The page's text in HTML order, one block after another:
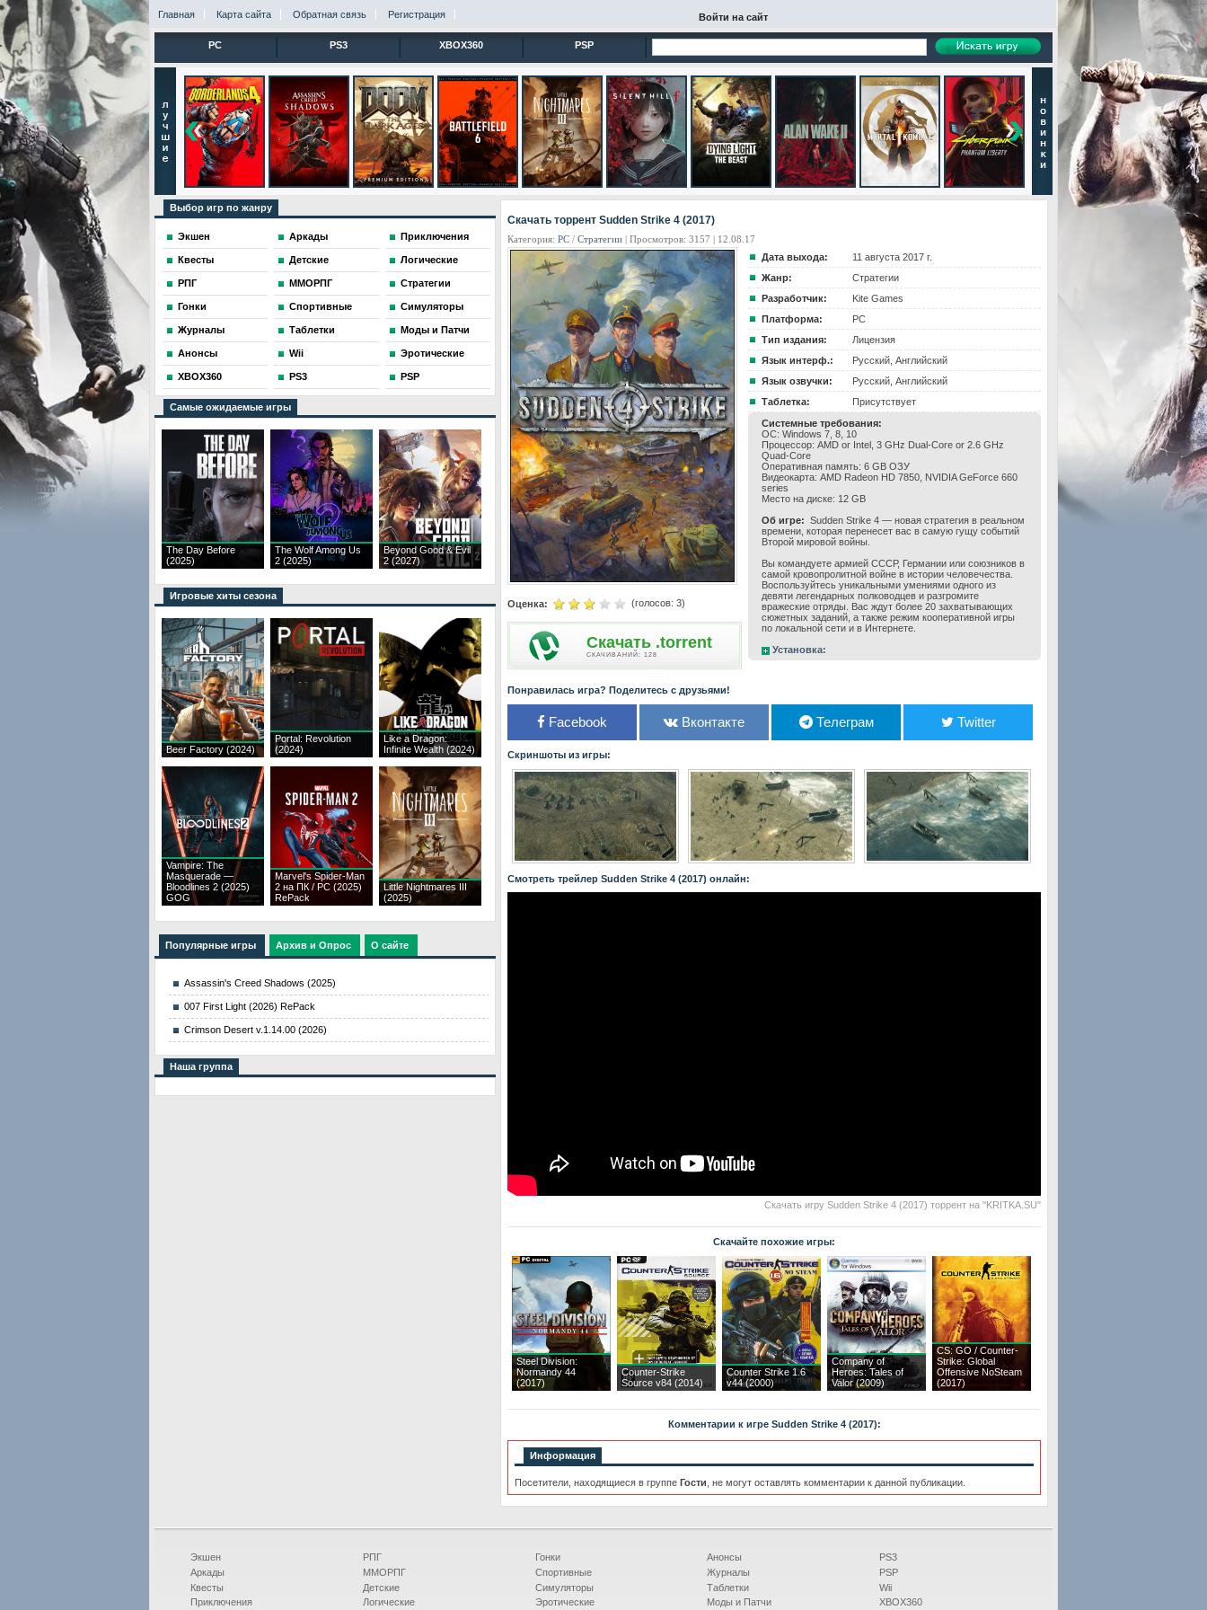
Главная Карта сайта Обратная связь Регистрация Войти на сайт
PC PS3 XBOX360 PSP
Выбор игр по жанру
Экшен Аркады Приключения
Квесты Детские Логические
РПГ ММОРПГ Стратегии
Гонки Спортивные Симуляторы
Журналы Таблетки Моды и Патчи
Анонсы Wii Эротические
XBOX360 PS3 PSP
Самые ожидаемые игры
The Day Before
(2025)
The Wolf Among Us
2 (2025)
Beyond Good & Evil
2 (2027)
Игровые хиты сезона
Beer Factory (2024)
Portal: Revolution
(2024)
Like a Dragon:
Infinite Wealth (2024)
Vampire: The
Masquerade —
Bloodlines 2 (2025)
GOG
Marvel's Spider-Man
2 на ПК / PC (2025)
RePack
Little Nightmares III
(2025)
Популярные игры Архив и Опрос О сайте
Assassin's Creed Shadows (2025)
007 First Light (2026) RePack
Crimson Desert v.1.14.00 (2026)
Наша группа
Скачать торрент Sudden Strike 4 (2017)
Категория: PC / Стратегии | Просмотров: 3157 | 12.08.17
Оценка: (голосов: 3)
Скачать .torrent
CКАЧИВАНИЙ: 128
Дата выхода:
11 августа 2017 г.
Жанр:
Стратегии
Разработчик:
Kite Games
Платформа:
PC
Тип издания:
Лицензия
Язык интерф.:
Русский, Английский
Язык озвучки:
Русский, Английский
Таблетка:
Присутствует
Системные требования:
ОС: Windows 7, 8, 10
Процессор: AMD or Intel, 3 GHz Dual-Core or 2.6 GHz
Quad-Core
Оперативная память: 6 GB ОЗУ
Видеокарта: AMD Radeon HD 7850, NVIDIA GeForce 660
series
Место на диске: 12 GB
Об игре: Sudden Strike 4 — новая стратегия в реальном
времени, которая перенесет вас в самую гущу событий
Второй мировой войны.
Вы командуете армией СССР, Германии или союзников в
самой кровопролитной войне в истории человечества.
Воспользуйтесь уникальными умениями одного из
девяти легендарных полководцев и разгромите
вражеские отряды. Вас ждут более 20 захватывающих
сюжетных заданий, а также режим кооперативной игры
по локальной сети и в Интернете.
Установка:
Понравилась игра? Поделитесь с друзьями!
Facebook Вконтакте Телеграм Twitter
Скриншоты из игры:
Смотреть трейлер Sudden Strike 4 (2017) онлайн:
Скачать игру Sudden Strike 4 (2017) торрент на "KRITKA.SU"
Скачайте похожие игры:
Steel Division:
Normandy 44
(2017)
Counter-Strike
Source v84 (2014)
Counter Strike 1.6
v44 (2000)
Company of
Heroes: Tales of
Valor (2009)
CS: GO / Counter-
Strike: Global
Offensive NoSteam
(2017)
Комментарии к игре Sudden Strike 4 (2017):
Информация
Посетители, находящиеся в группе Гости , не могут оставлять комментарии к данной публикации.
Экшен
Аркады
Квесты
Приключения
РПГ
ММОРПГ
Детские
Логические
Гонки
Спортивные
Симуляторы
Эротические
Анонсы
Журналы
Таблетки
Моды и Патчи
PS3
PSP
Wii
XBOX360